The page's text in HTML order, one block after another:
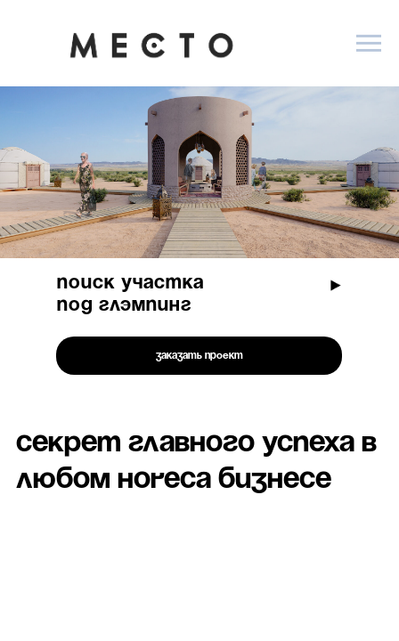
Заказать проект
поиск участка
под глэмпинг
СЕКРЕТ ГЛАВНОГО УСПЕХА В
ЛЮБОМ HORECA БИЗНЕСЕ